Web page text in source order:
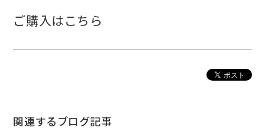
ご購入はこちら
関連するブログ記事